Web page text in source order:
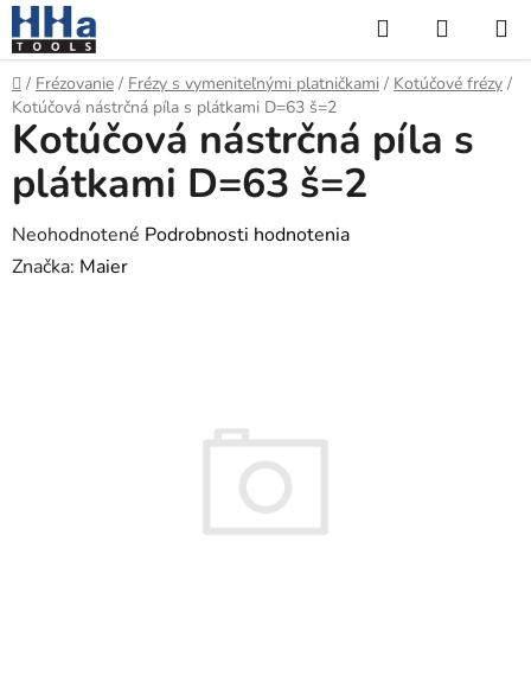
Prejsť
na
obsah
Hľadať
KOŠÍK
Domov
/ Frézovanie / Frézy s vymeniteľnými platničkami / Kotúčové frézy /
Kotúčová nástrčná píla s plátkami D=63 š=2
Kotúčová nástrčná píla s
plátkami D=63 š=2
Priemerné
hodnotenie
Neohodnotené Podrobnosti hodnotenia
Značka: Maier